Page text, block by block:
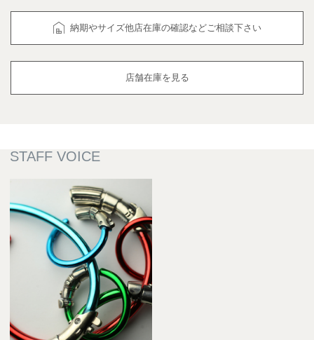
納期やサイズ他店在庫の確認などご相談下さい
店舗在庫を見る